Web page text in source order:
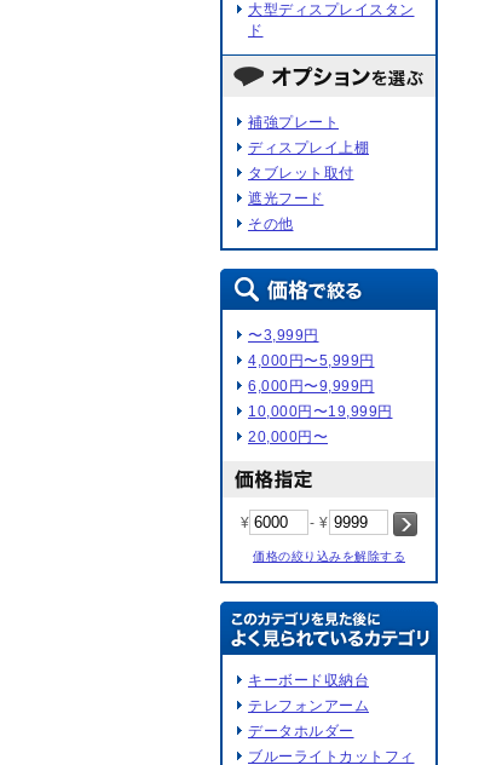
大型ディスプレイスタン
ド
補強プレート
ディスプレイ上棚
タブレット取付
遮光フード
その他
〜3,999円
4,000円〜5,999円
6,000円〜9,999円
10,000円〜19,999円
20,000円〜
¥ - ¥
価格の絞り込みを解除する
キーボード収納台
テレフォンアーム
データホルダー
ブルーライトカットフィ